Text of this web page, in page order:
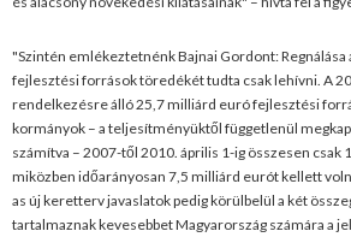
"Szintén emlékeztetnénk Bajnai Gordont: Regnálása
fejlesztési források töredékét tudta csak lehívni. A
rendelkezésre álló 25,7 milliárd euró fejlesztési
kormányok – a teljesítményüktől függetlenül
számítva – 2007-től 2010. április 1-ig összesen csak
miközben időarányosan 7,5 milliárd eurót kellett
as új keretterv javaslatok pedig körülbelül a két
tartalmaznak kevesebbet Magyarország számára a